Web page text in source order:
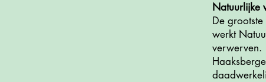
Natuurlijke
De
werkt